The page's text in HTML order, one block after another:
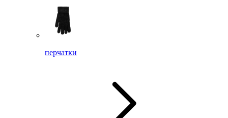
перчатки